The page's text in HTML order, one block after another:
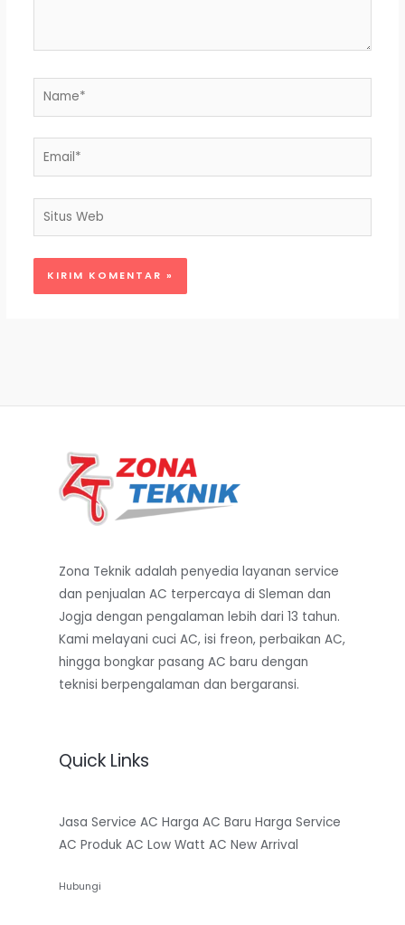
Name*
Email*
Situs
Zona Teknik adalah penyedia layanan service
dan penjualan AC terpercaya di Sleman dan
Jogja dengan pengalaman lebih dari 13 tahun.
Kami melayani cuci AC, isi freon, perbaikan AC,
hingga bongkar pasang AC baru dengan
teknisi berpengalaman dan bergaransi.
Quick Links
Jasa Service AC Harga AC Baru Harga Service
AC Produk AC Low Watt AC New Arrival
Hubungi